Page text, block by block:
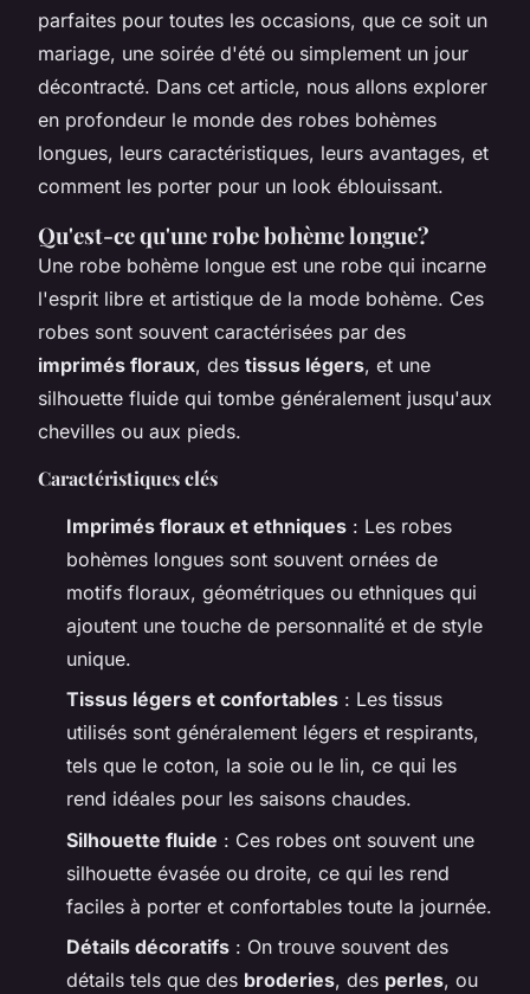
parfaites pour toutes les occasions, que ce soit un
mariage, une soirée d'été ou simplement un jour
décontracté. Dans cet article, nous allons explorer
en profondeur le monde des robes bohèmes
longues, leurs caractéristiques, leurs avantages, et
comment les porter pour un look éblouissant.
Qu'est-ce qu'une robe bohème longue?
Une robe bohème longue est une robe qui incarne
l'esprit libre et artistique de la mode bohème. Ces
robes sont souvent caractérisées par des
imprimés floraux, des tissus légers, et une
silhouette fluide qui tombe généralement jusqu'aux
chevilles ou aux pieds.
Caractéristiques clés
Imprimés floraux et ethniques : Les robes
bohèmes longues sont souvent ornées de
motifs floraux, géométriques ou ethniques qui
ajoutent une touche de personnalité et de style
unique.
Tissus légers et confortables : Les tissus
utilisés sont généralement légers et respirants,
tels que le coton, la soie ou le lin, ce qui les
rend idéales pour les saisons chaudes.
Silhouette fluide : Ces robes ont souvent une
silhouette évasée ou droite, ce qui les rend
faciles à porter et confortables toute la journée.
Détails décoratifs : On trouve souvent des
détails tels que des broderies, des perles, ou